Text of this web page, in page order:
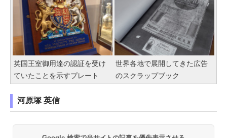
英国王室御用達の認証を受け
ていたことを示すプレート
世界各地で展開してきた広告
のスクラップブック
河原塚 英信